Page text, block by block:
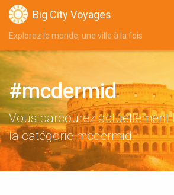
Big City Voyages
Explorez le monde, une ville à la fois
#mcdermid
Vous parcourez actuellement
la catégorie mcdermid.